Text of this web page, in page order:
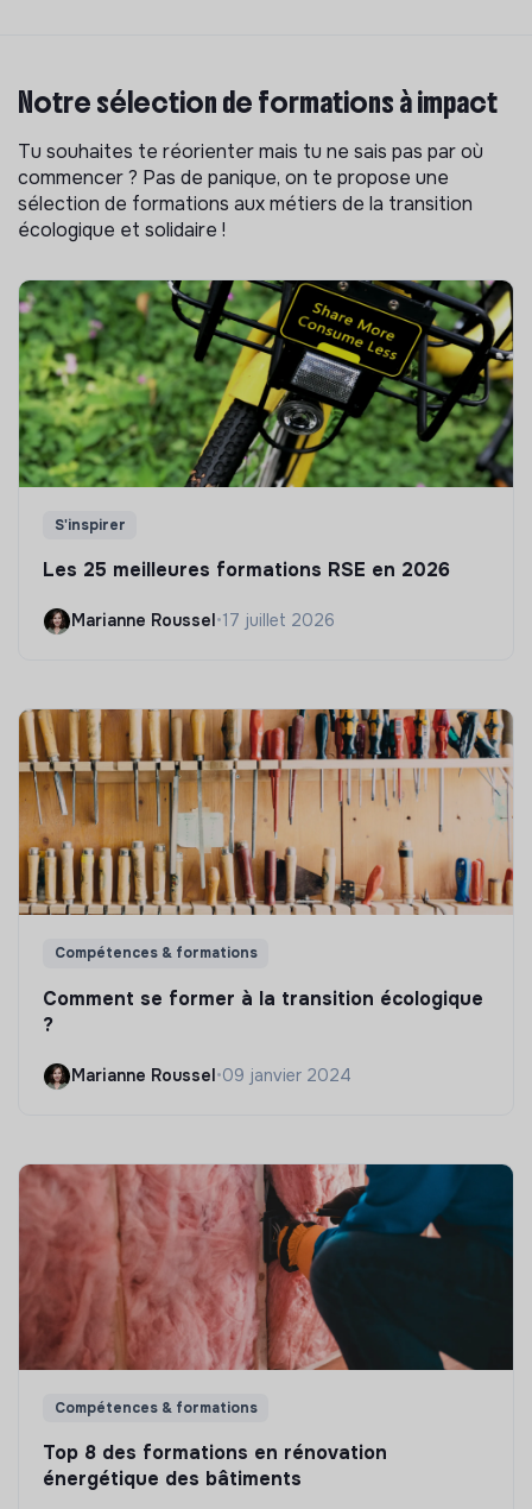
Notre sélection de formations à impact
Tu souhaites te réorienter mais tu ne sais pas par où
commencer ? Pas de panique, on te propose une
sélection de formations aux métiers de la transition
écologique et solidaire !
S'inspirer
Les 25 meilleures formations RSE en 2026
Marianne Roussel •17 juillet 2026
Compétences & formations
Comment se former à la transition écologique
?
Marianne Roussel•09 janvier 2024
Compétences & formations
Top 8 des formations en rénovation
énergétique des bâtiments